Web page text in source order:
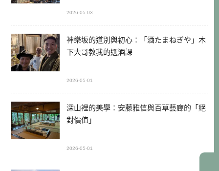
2026-05-03
神樂坂的道別與初心：「酒たまねぎや」木
下大哥教我的選酒課
2026-05-01
深山裡的美學：安藤雅信與百草藝廊的「絕
對價值」
2026-05-01